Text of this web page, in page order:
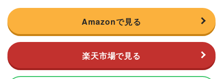
Amazonで見る
楽天市場で見る